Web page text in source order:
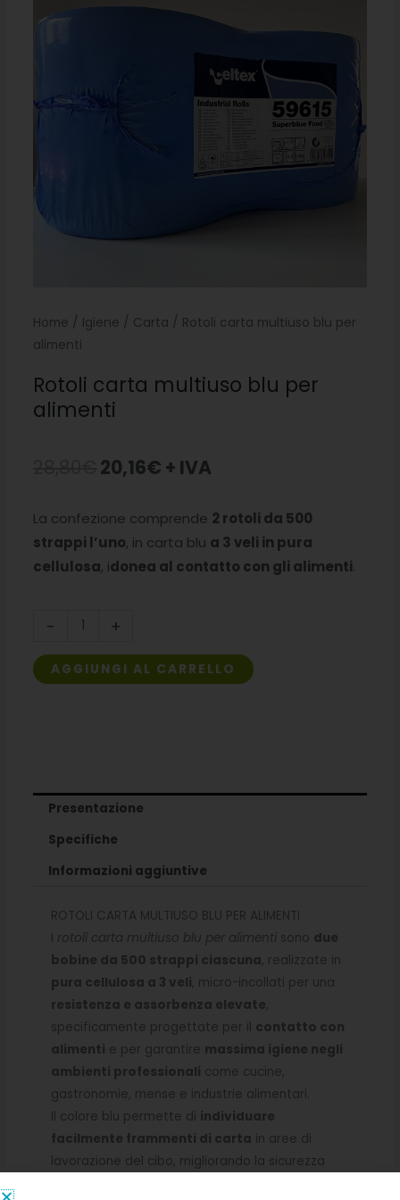
Home / Igiene / Carta / Rotoli carta multiuso blu per
alimenti
Rotoli carta multiuso blu per
alimenti
Il
originale
era:
20,16€ Il
attuale
è:
+ IVA
La confezione comprende 2 rotoli da 500
strappi l’uno, in carta blu a 3 veli in pura
cellulosa, idonea al contatto con gli alimenti.
-
multiuso
blu
+
AGGIUNGI AL CARRELLO
Presentazione
Specifiche
Informazioni aggiuntive
ROTOLI CARTA MULTIUSO BLU PER ALIMENTI
I rotoli carta multiuso blu per alimenti sono due
bobine da 500 strappi ciascuna, realizzate in
pura cellulosa a 3 veli, micro-incollati per una
resistenza e assorbenza elevate,
specificamente progettate per il contatto con
alimenti e per garantire massima igiene negli
ambienti professionali come cucine,
gastronomie, mense e industrie alimentari.
Il colore blu permette di individuare
facilmente frammenti di carta in aree di
lavorazione del cibo, migliorando la sicurezza